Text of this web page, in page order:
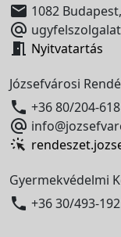
 1082

 Nyitvatartás
Józsefvárosi
 +36 80/204-618

Gyermekvédelmi
 +36 30/493-